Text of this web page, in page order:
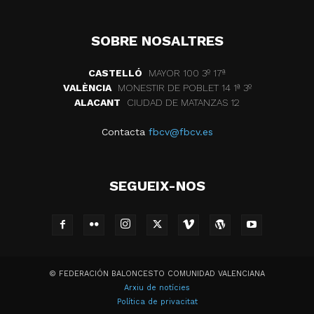
SOBRE NOSALTRES
CASTELLÓ
MAYOR 100 3º 17ª
VALÈNCIA
MONESTIR DE POBLET 14 1ª 3º
ALACANT
CIUDAD DE MATANZAS 12
Contacta fbcv@fbcv.es
SEGUEIX-NOS
© FEDERACIÓN BALONCESTO COMUNIDAD VALENCIANA
Arxiu de notícies
Política de privacitat